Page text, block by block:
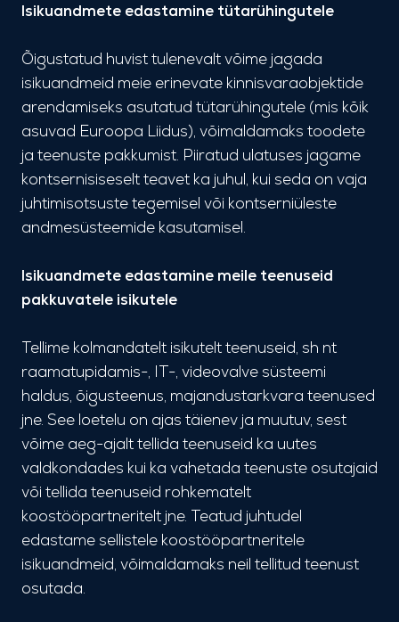
Isikuandmete edastamine tütarühingutele
Õigustatud huvist tulenevalt võime jagada
isikuandmeid meie erinevate kinnisvaraobjektide
arendamiseks asutatud tütarühingutele (mis kõik
asuvad Euroopa Liidus), võimaldamaks toodete
ja teenuste pakkumist. Piiratud ulatuses jagame
kontsernisiseselt teavet ka juhul, kui seda on vaja
juhtimisotsuste tegemisel või kontserniüleste
andmesüsteemide kasutamisel.
Isikuandmete edastamine meile teenuseid
pakkuvatele isikutele
Tellime kolmandatelt isikutelt teenuseid, sh nt
raamatupidamis-, IT-, videovalve süsteemi
haldus, õigusteenus, majandustarkvara teenused
jne. See loetelu on ajas täienev ja muutuv, sest
võime aeg-ajalt tellida teenuseid ka uutes
valdkondades kui ka vahetada teenuste osutajaid
või tellida teenuseid rohkematelt
koostööpartneritelt jne. Teatud juhtudel
edastame sellistele koostööpartneritele
isikuandmeid, võimaldamaks neil tellitud teenust
osutada.